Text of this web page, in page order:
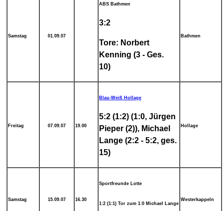
Samstag 01.09.07
ABS Bathmen
3:2
Tore: Norbert
Kenning (3 - Ges.
10)
Bathmen
Freitag 07.09.07 19.00
Blau-Weiß Hollage
5:2 (1:2) (1:0, Jürgen
Pieper (2)), Michael
Lange (2:2 - 5:2, ges.
15)
Hollage
Samstag 15.09.07 16.30
Sportfreunde Lotte
1:2 (1:1) Tor zum 1:0 Michael Lange
Westerkappeln